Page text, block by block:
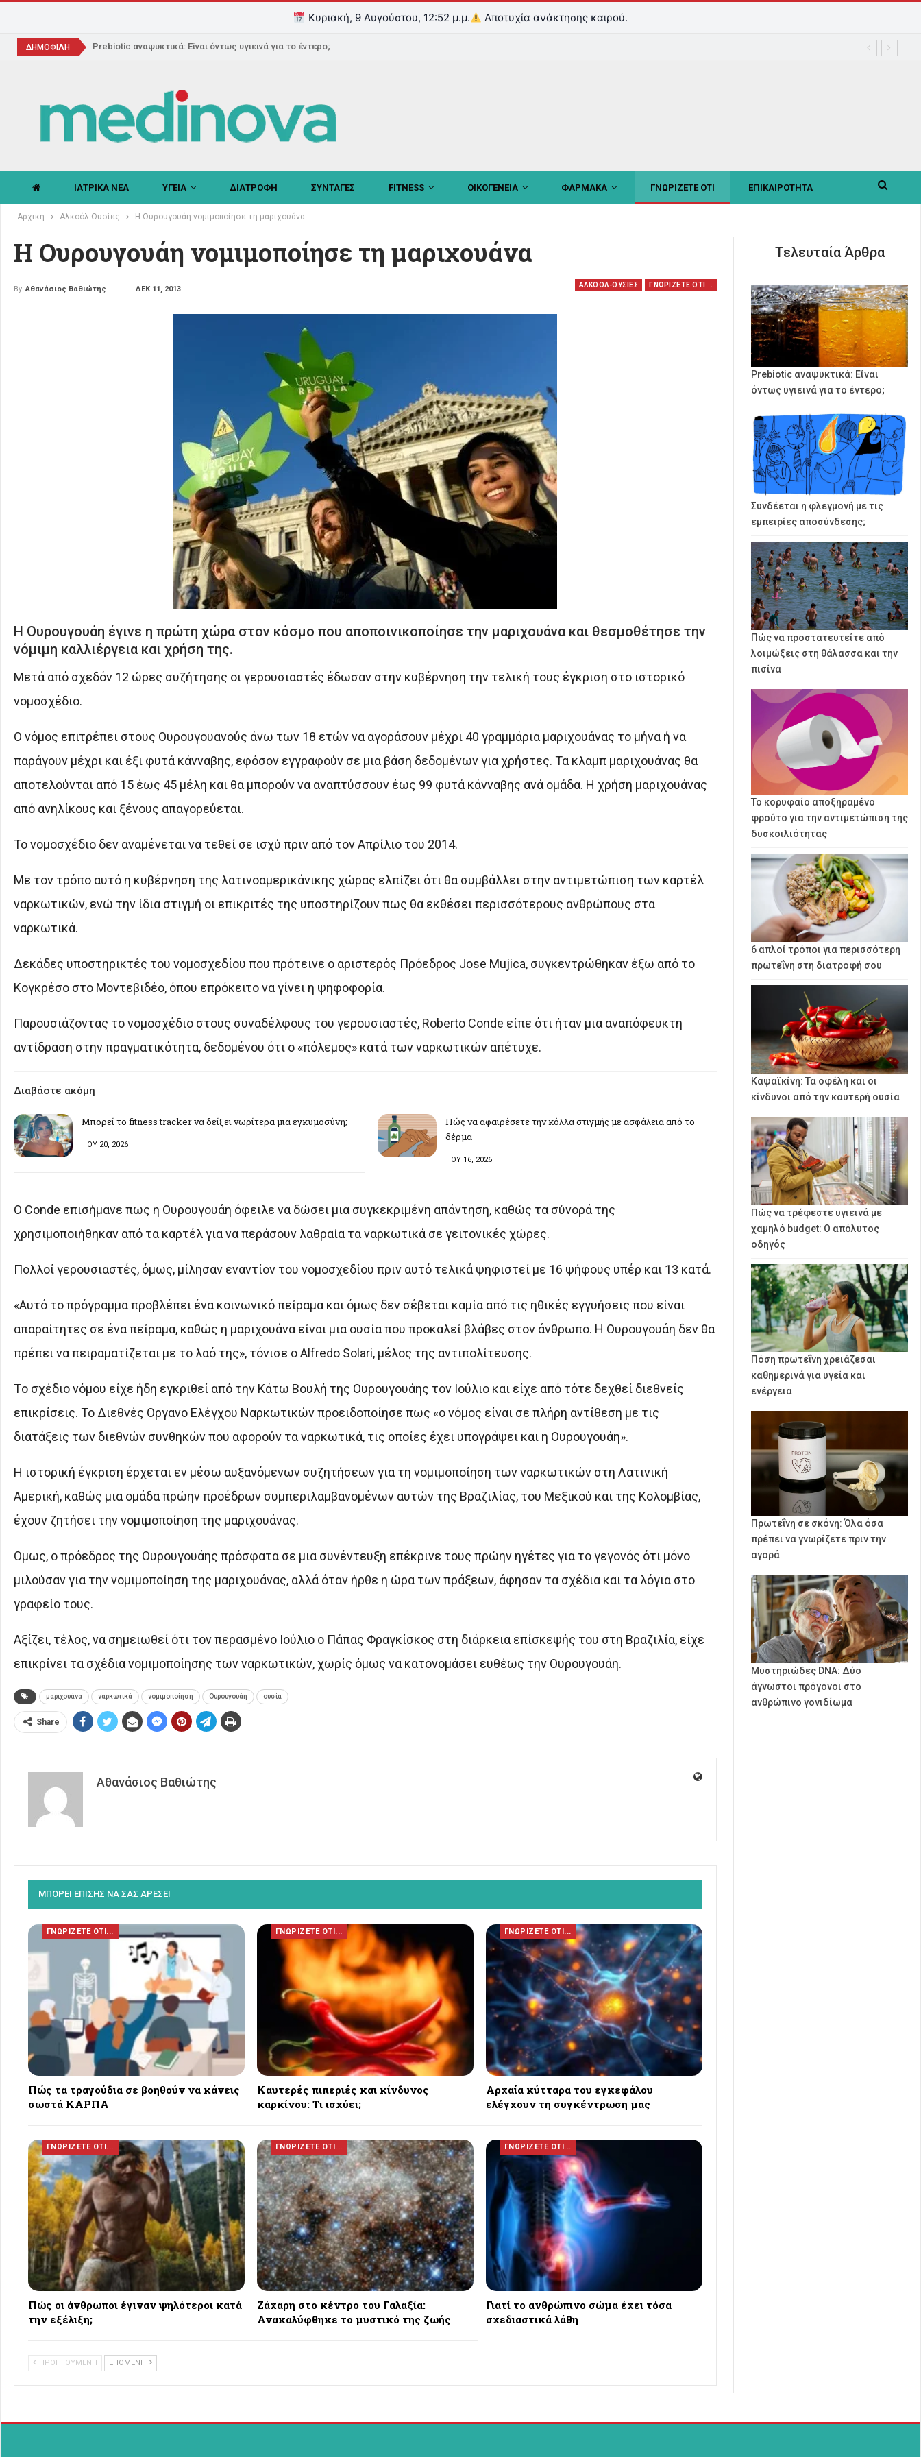
Κυριακή, 9 Αυγούστου, 12:52 μ.μ. Αποτυχία ανάκτησης καιρού.
ΔΗΜΟΦΙΛΗ Prebiotic αναψυκτικά: Είναι όντως υγιεινά για το έντερο;
ΙΑΤΡΙΚΑ ΝΕΑ ΥΓΕΙΑ ΔΙΑΤΡΟΦΗ ΣΥΝΤΑΓΕΣ FITNESS ΟΙΚΟΓΕΝΕΙΑ ΦΑΡΜΑΚΑ ΓΝΩΡΙΖΕΤΕ ΟΤΙ ΕΠΙΚΑΙΡΟΤΗΤΑ
Αρχική Αλκοόλ-Oυσίες Η Ουρουγουάη νομιμοποίησε τη μαριχουάνα
Η Ουρουγουάη νομιμοποίησε τη μαριχουάνα
ΑΛΚΟΟΛ-OΥΣΙΕΣ ΓΝΩΡΙΖΕΤΕ ΟΤΙ...
By Αθανάσιος Βαθιώτης ΔΕΚ 11, 2013
Η Ουρουγουάη έγινε η πρώτη χώρα στον κόσμο που αποποινικοποίησε την μαριχουάνα και θεσμοθέτησε την
νόμιμη καλλιέργεια και χρήση της.
Μετά από σχεδόν 12 ώρες συζήτησης οι γερουσιαστές έδωσαν στην κυβέρνηση την τελική τους έγκριση στο ιστορικό
νομοσχέδιο.
Ο νόμος επιτρέπει στους Ουρουγουανούς άνω των 18 ετών να αγοράσουν μέχρι 40 γραμμάρια μαριχουάνας το μήνα ή να
παράγουν μέχρι και έξι φυτά κάνναβης, εφόσον εγγραφούν σε μια βάση δεδομένων για χρήστες. Τα κλαμπ μαριχουάνας θα
αποτελούνται από 15 έως 45 μέλη και θα μπορούν να αναπτύσσουν έως 99 φυτά κάνναβης ανά ομάδα. Η χρήση μαριχουάνας
από ανηλίκους και ξένους απαγορεύεται.
Το νομοσχέδιο δεν αναμένεται να τεθεί σε ισχύ πριν από τον Απρίλιο του 2014.
Με τον τρόπο αυτό η κυβέρνηση της λατινοαμερικάνικης χώρας ελπίζει ότι θα συμβάλλει στην αντιμετώπιση των καρτέλ
ναρκωτικών, ενώ την ίδια στιγμή οι επικριτές της υποστηρίζουν πως θα εκθέσει περισσότερους ανθρώπους στα
ναρκωτικά.
Δεκάδες υποστηρικτές του νομοσχεδίου που πρότεινε ο αριστερός Πρόεδρος Jose Mujica, συγκεντρώθηκαν έξω από το
Κογκρέσο στο Μοντεβιδέο, όπου επρόκειτο να γίνει η ψηφοφορία.
Παρουσιάζοντας το νομοσχέδιο στους συναδέλφους του γερουσιαστές, Roberto Conde είπε ότι ήταν μια αναπόφευκτη
αντίδραση στην πραγματικότητα, δεδομένου ότι ο «πόλεμος» κατά των ναρκωτικών απέτυχε.
Διαβάστε ακόμη
Μπορεί το fitness tracker να δείξει νωρίτερα μια εγκυμοσύνη;
ΙΟΥ 20, 2026
Πώς να αφαιρέσετε την κόλλα στιγμής με ασφάλεια από το
δέρμα
ΙΟΥ 16, 2026
Ο Conde επισήμανε πως η Ουρουγουάη όφειλε να δώσει μια συγκεκριμένη απάντηση, καθώς τα σύνορά της
χρησιμοποιήθηκαν από τα καρτέλ για να περάσουν λαθραία τα ναρκωτικά σε γειτονικές χώρες.
Πολλοί γερουσιαστές, όμως, μίλησαν εναντίον του νομοσχεδίου πριν αυτό τελικά ψηφιστεί με 16 ψήφους υπέρ και 13 κατά.
«Αυτό το πρόγραμμα προβλέπει ένα κοινωνικό πείραμα και όμως δεν σέβεται καμία από τις ηθικές εγγυήσεις που είναι
απαραίτητες σε ένα πείραμα, καθώς η μαριχουάνα είναι μια ουσία που προκαλεί βλάβες στον άνθρωπο. Η Ουρουγουάη δεν θα
πρέπει να πειραματίζεται με το λαό της», τόνισε ο Alfredo Solari, μέλος της αντιπολίτευσης.
Τo σχέδιο νόμου είχε ήδη εγκριθεί από την Κάτω Βουλή της Ουρουγουάης τον Ιούλιο και είχε από τότε δεχθεί διεθνείς
επικρίσεις. Το Διεθνές Οργανο Ελέγχου Ναρκωτικών προειδοποίησε πως «ο νόμος είναι σε πλήρη αντίθεση με τις
διατάξεις των διεθνών συνθηκών που αφορούν τα ναρκωτικά, τις οποίες έχει υπογράψει και η Ουρουγουάη».
Η ιστορική έγκριση έρχεται εν μέσω αυξανόμενων συζητήσεων για τη νομιμοποίηση των ναρκωτικών στη Λατινική
Αμερική, καθώς μια ομάδα πρώην προέδρων συμπεριλαμβανομένων αυτών της Βραζιλίας, του Μεξικού και της Κολομβίας,
έχουν ζητήσει την νομιμοποίηση της μαριχουάνας.
Ομως, ο πρόεδρος της Ουρουγουάης πρόσφατα σε μια συνέντευξη επέκρινε τους πρώην ηγέτες για το γεγονός ότι μόνο
μιλούσαν για την νομιμοποίηση της μαριχουάνας, αλλά όταν ήρθε η ώρα των πράξεων, άφησαν τα σχέδια και τα λόγια στο
γραφείο τους.
Αξίζει, τέλος, να σημειωθεί ότι τον περασμένο Ιούλιο ο Πάπας Φραγκίσκος στη διάρκεια επίσκεψής του στη Βραζιλία, είχε
επικρίνει τα σχέδια νομιμοποίησης των ναρκωτικών, χωρίς όμως να κατονομάσει ευθέως την Ουρουγουάη.
μαριχουάνα ναρκωτικά νομιμοποίηση Ουρουγουάη ουσία
Share
Αθανάσιος Βαθιώτης
ΜΠΟΡΕΙ ΕΠΙΣΗΣ ΝΑ ΣΑΣ ΑΡΕΣΕΙ
ΓΝΩΡΙΖΕΤΕ ΟΤΙ...
Πώς τα τραγούδια σε βοηθούν να κάνεις
σωστά ΚΑΡΠΑ
ΓΝΩΡΙΖΕΤΕ ΟΤΙ...
Καυτερές πιπεριές και κίνδυνος
καρκίνου: Τι ισχύει;
ΓΝΩΡΙΖΕΤΕ ΟΤΙ...
Αρχαία κύτταρα του εγκεφάλου
ελέγχουν τη συγκέντρωση μας
ΓΝΩΡΙΖΕΤΕ ΟΤΙ...
Πώς οι άνθρωποι έγιναν ψηλότεροι κατά
την εξέλιξη;
ΓΝΩΡΙΖΕΤΕ ΟΤΙ...
Ζάχαρη στο κέντρο του Γαλαξία:
Ανακαλύφθηκε το μυστικό της ζωής
ΓΝΩΡΙΖΕΤΕ ΟΤΙ...
Γιατί το ανθρώπινο σώμα έχει τόσα
σχεδιαστικά λάθη
ΠΡΟΗΓΟΥΜΕΝΗ ΕΠΟΜΕΝΗ
Τελευταία Άρθρα
Prebiotic αναψυκτικά: Είναι
όντως υγιεινά για το έντερο;
Συνδέεται η φλεγμονή με τις
εμπειρίες αποσύνδεσης;
Πώς να προστατευτείτε από
λοιμώξεις στη θάλασσα και την
πισίνα
Το κορυφαίο αποξηραμένο
φρούτο για την αντιμετώπιση της
δυσκοιλιότητας
6 απλοί τρόποι για περισσότερη
πρωτεΐνη στη διατροφή σου
Καψαϊκίνη: Τα οφέλη και οι
κίνδυνοι από την καυτερή ουσία
Πώς να τρέφεστε υγιεινά με
χαμηλό budget: Ο απόλυτος
οδηγός
Πόση πρωτεΐνη χρειάζεσαι
καθημερινά για υγεία και
ενέργεια
Πρωτεΐνη σε σκόνη: Όλα όσα
πρέπει να γνωρίζετε πριν την
αγορά
Μυστηριώδες DNA: Δύο
άγνωστοι πρόγονοι στο
ανθρώπινο γονιδίωμα